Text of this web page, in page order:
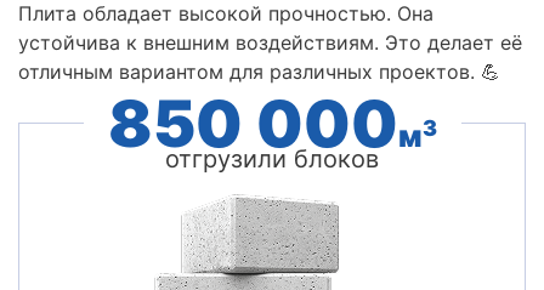
Плита обладает высокой прочностью. Она
устойчива к внешним воздействиям. Это делает её
отличным вариантом для различных проектов. 💪
850 000м3
отгрузили блоков